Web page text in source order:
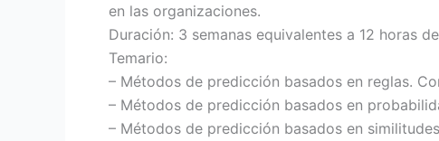
en las organizaciones.
Duración: 3 semanas equivalentes a 12 horas
Temario:
– Métodos de predicción basados en reglas.
– Métodos de predicción basados en
– Métodos de predicción basados en